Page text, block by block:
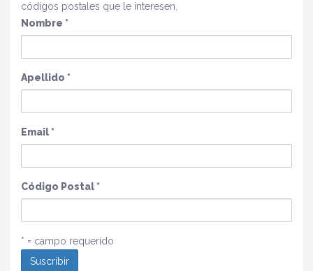
códigos postales que le interesen.
Nombre *
Apellido *
Email*
Código Postal*
* = campo requerido